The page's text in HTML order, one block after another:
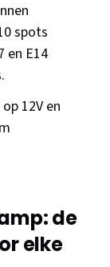
spots
en E14
12V en
de
elke